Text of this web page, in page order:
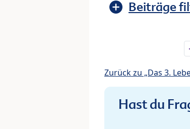
Beiträge
Zurück zu „Das 3.
Hast du